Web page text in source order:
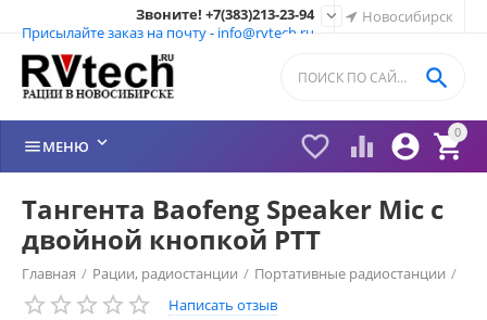
Новосибирск
Звоните! +7(383)213-23-94
Присылайте заказ на почту - info@rvtech.ru

0


 

МЕНЮ 
Тангента Baofeng Speaker Mic с
двойной кнопкой PTT
Главная / Рации, радиостанции / Портативные радиостанции /
Рации Baofeng Китай
/ Гарнитура Baofeng
Написать отзыв